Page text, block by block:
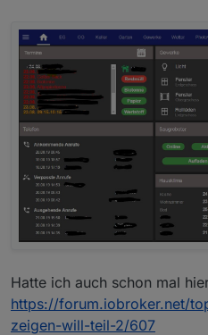
Hatte ich auch schon mal
https://forum.iobroker.net/
zeigen-will-teil-2/607